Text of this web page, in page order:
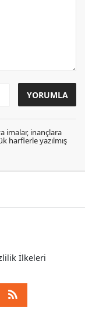
imalar, inançlara
harflerle yazılmış
İlkeleri